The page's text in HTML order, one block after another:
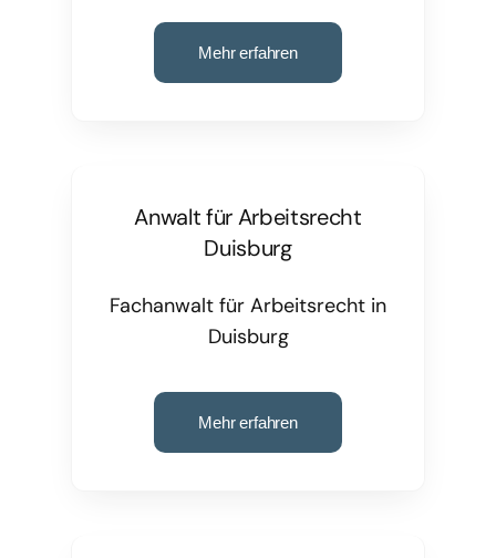
Mehr erfahren
Anwalt für Arbeitsrecht
Duisburg
Fachanwalt für Arbeitsrecht in
Duisburg
Mehr erfahren